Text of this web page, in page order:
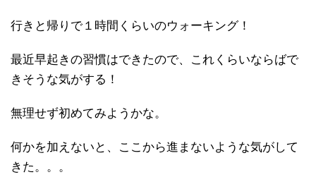
行きと帰りで１時間くらいのウォーキング！
最近早起きの習慣はできたので、これくらいならばで
きそうな気がする！
無理せず初めてみようかな。
何かを加えないと、ここから進まないような気がして
きた。。。